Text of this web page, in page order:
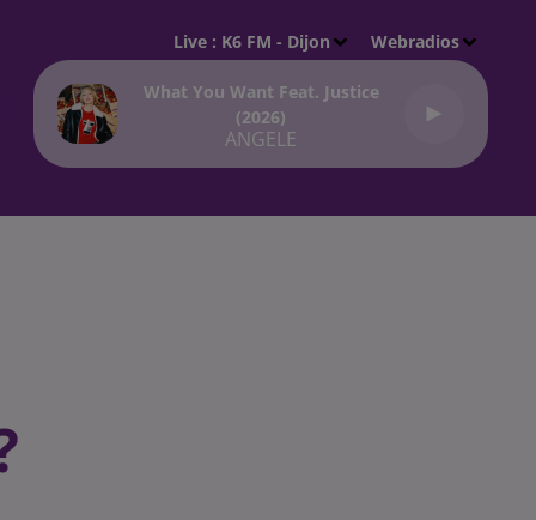
Live : K6 FM - Dijon Webradios
What You Want Feat. Justice
(2026)
ANGELE